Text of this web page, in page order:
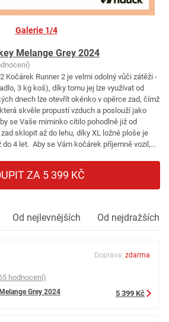
Galerie 1/4
Melange Grey 2024
Kočárek Runner 2 je velmi odolný vůči zátěži -
3 kg koš), díky tomu jej lze využívat od
dnech lze otevřít okénko v opěrce zad, čímž
skvěle propustí vzduch a poslouží jako
se Vaše miminko cítilo pohodlně již od
sklopit až do lehu, díky XL ložné ploše je
do 4 let. Aby se Vám kočárek příjemně vozil,...
ZA 5 399 KČ
Od nejlevnějších Od nejdražších
hodnocení)
Grey 2024
Doprava: zdarma
5 399 Kč